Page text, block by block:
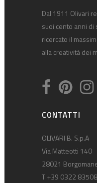
Dal 1911 Olivari
suoi cento anni di
ricercato il
alla creatività dei
CONTATTI
OLIVARI B. S.p.A
Via Matteotti 140
28021
T +39 0322